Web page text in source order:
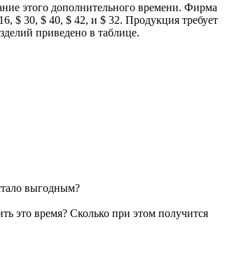
этого дополнительного времени. Фирма
$ 30, $ 40, $ 42, и $ 32. Продукция требует
приведено в таблице.
выгодным?
это время? Сколько при этом получится